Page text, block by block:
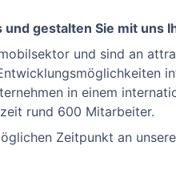
und gestalten Sie mit uns
und sind an
in einem
rund 600 Mitarbeiter.
Zeitpunkt an